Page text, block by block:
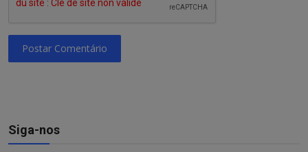
Postar Comentário
Siga-nos